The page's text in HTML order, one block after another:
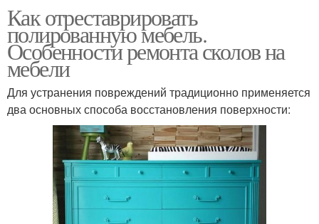
Как отреставрировать
полированную мебель.
Особенности ремонта сколов на
мебели
Для устранения повреждений традиционно применяется
два основных способа восстановления поверхности: